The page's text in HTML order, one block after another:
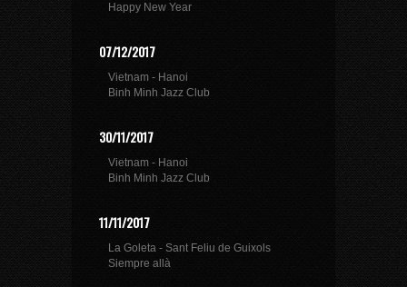
Happy New Year
07/12/2017
Vietnam - Hanoi
Binh Minh Jazz Club
30/11/2017
Vietnam - Hanoi
Binh Minh Jazz Club
11/11/2017
La Goleta - Sant Feliu de Guixols
Siempre allà